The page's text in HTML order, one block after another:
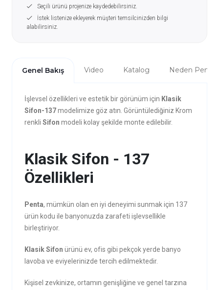
Seçili ürünü projenize kaydedebilirsiniz.
İstek listenize ekleyerek müşteri temsilcinizden bilgi
alabilirsiniz.
Genel Bakış Video Katalog Neden Penta?
İşlevsel özellikleri ve estetik bir görünüm için Klasik
Sifon-137modelimize göz atın. Görüntülediğiniz Krom
renkli Sifon modeli kolay şekilde monte edilebilir.
Klasik Sifon - 137
Özellikleri
Penta, mümkün olan en iyi deneyimi sunmak için 137
ürün kodu ile banyonuzda zarafeti işlevsellikle
birleştiriyor.
Klasik Sifon ürünü ev, ofis gibi pekçok yerde banyo
lavoba ve eviyelerinizde tercih edilmektedir.
Kişisel zevkinize, ortamın genişliğine ve genel tarzına